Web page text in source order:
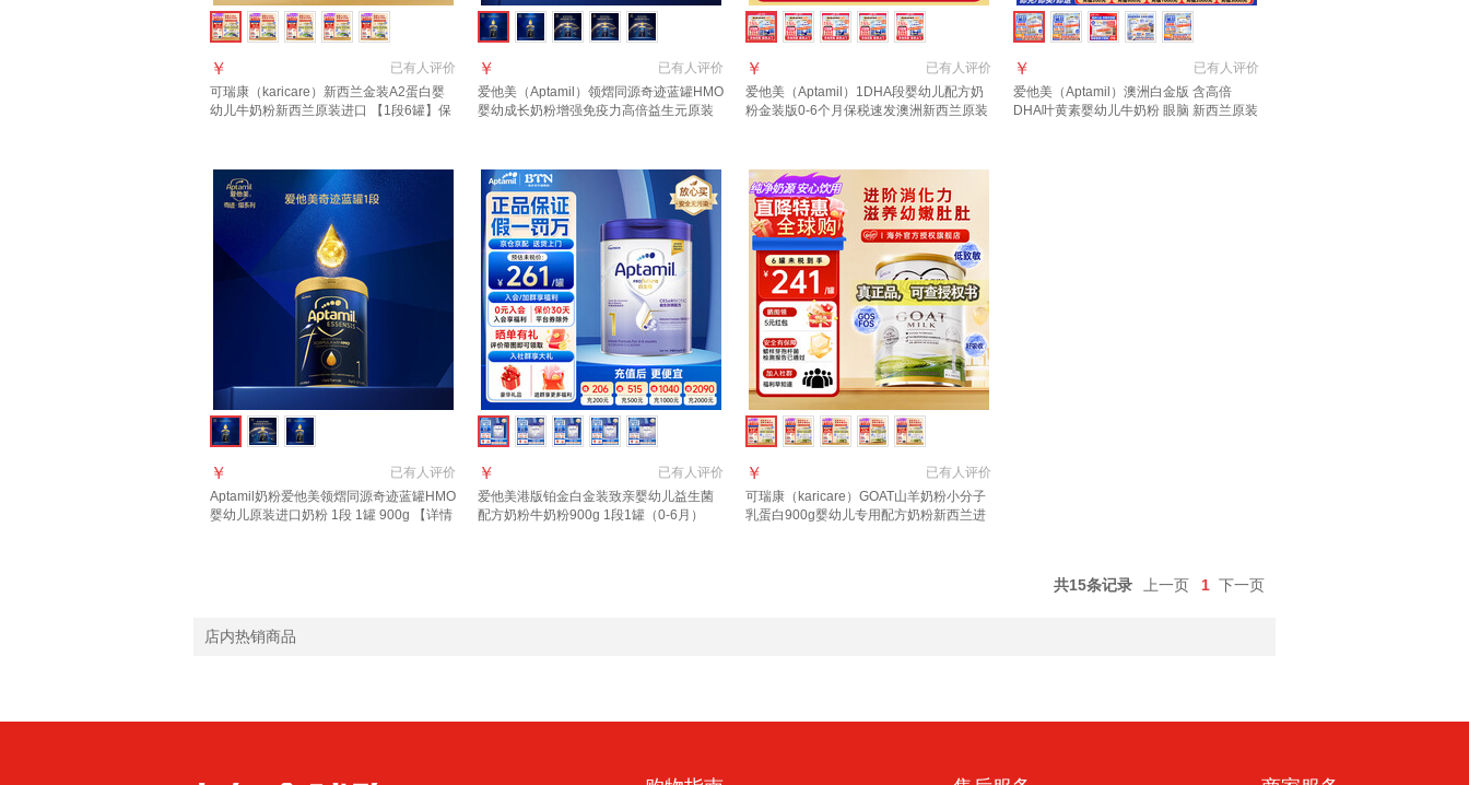
已有人评价
￥
可瑞康（karicare）新西兰金装A2蛋白婴
幼儿牛奶粉新西兰原装进口 【1段6罐】保
已有人评价
￥
爱他美（Aptamil）领熠同源奇迹蓝罐HMO
婴幼成长奶粉增强免疫力高倍益生元原装
已有人评价
￥
爱他美（Aptamil）1DHA段婴幼儿配方奶
粉金装版0-6个月保税速发澳洲新西兰原装
已有人评价
￥
爱他美（Aptamil）澳洲白金版 含高倍
DHA叶黄素婴幼儿牛奶粉 眼脑 新西兰原装
已有人评价
￥
Aptamil奶粉爱他美领熠同源奇迹蓝罐HMO
婴幼儿原装进口奶粉 1段 1罐 900g 【详情
已有人评价
￥
爱他美港版铂金白金装致亲婴幼儿益生菌
配方奶粉牛奶粉900g 1段1罐（0-6月）
已有人评价
￥
可瑞康（karicare）GOAT山羊奶粉小分子
乳蛋白900g婴幼儿专用配方奶粉新西兰进
共15条记录 上一页 1 下一页
店内热销商品